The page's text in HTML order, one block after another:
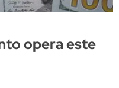
opera este